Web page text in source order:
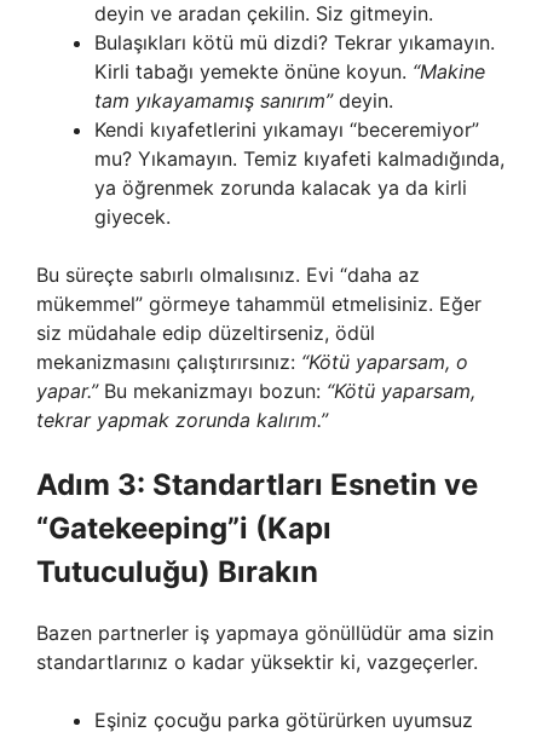
deyin ve aradan çekilin. Siz gitmeyin.
Bulaşıkları kötü mü dizdi? Tekrar yıkamayın.
Kirli tabağı yemekte önüne koyun. “Makine
tam yıkayamamış sanırım”deyin.
Kendi kıyafetlerini yıkamayı “beceremiyor”
mu? Yıkamayın. Temiz kıyafeti kalmadığında,
ya öğrenmek zorunda kalacak ya da kirli
giyecek.
Bu süreçte sabırlı olmalısınız. Evi “daha az
mükemmel” görmeye tahammül etmelisiniz. Eğer
siz müdahale edip düzeltirseniz, ödül
mekanizmasını çalıştırırsınız: “Kötü yaparsam, o
yapar.”Bu mekanizmayı bozun: “Kötü yaparsam,
tekrar yapmak zorunda kalırım.”
Adım 3: Standartları Esnetin ve
“Gatekeeping”i (Kapı
Tutuculuğu) Bırakın
Bazen partnerler iş yapmaya gönüllüdür ama sizin
standartlarınız o kadar yüksektir ki, vazgeçerler.
Eşiniz çocuğu parka götürürken uyumsuz